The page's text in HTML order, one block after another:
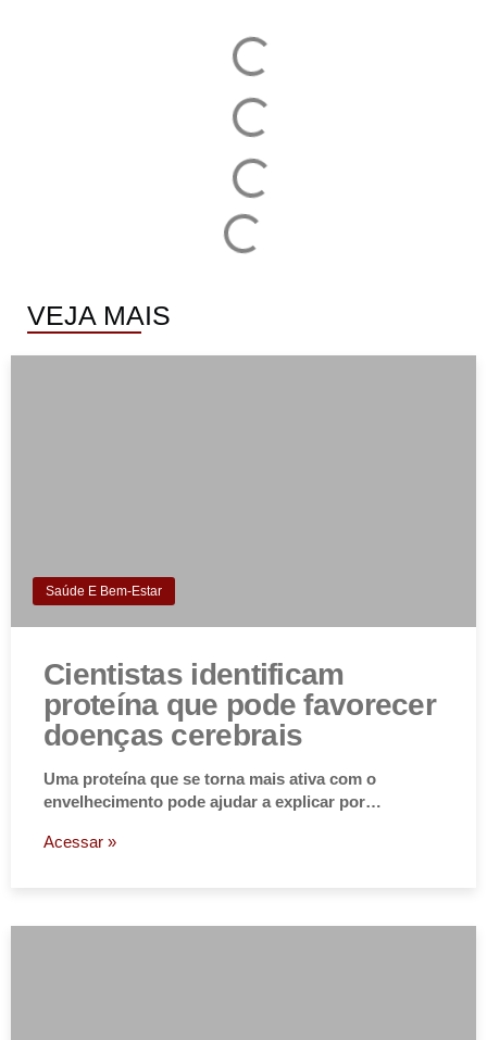
VEJA MAIS
Saúde E Bem-Estar
Cientistas identificam
proteína que pode favorecer
doenças cerebrais
Uma proteína que se torna mais ativa com o
envelhecimento pode ajudar a explicar por…
Acessar »